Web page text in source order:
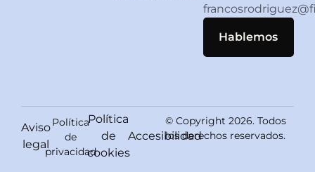
Hablemos
© Copyright 2026. Todos
los derechos reservados.
Aviso
legal
Política
de
privacidad
Política
de
cookies
Accesibilidad